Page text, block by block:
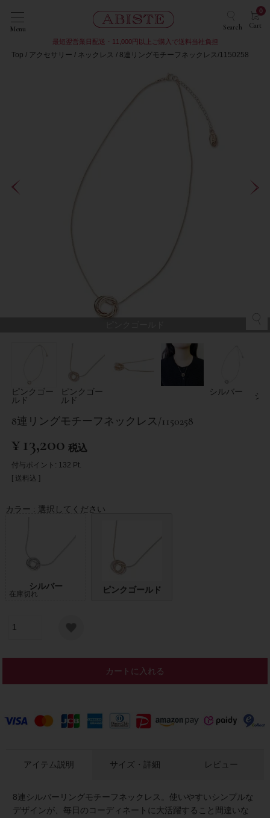
Menu Search Cart
0
最短翌営業日配送・11,000円以上ご購入で送料当社負担
Top アクセサリー ネックレス 8連リングモチーフネックレス/1150258
ピンクゴー
ルド
ピンクゴー
ルド
シルバー シ
8連リングモチーフネックレス/1150258
¥13,200 税込
付与ポイント: 132 Pt.
送料込
カラー 選択してください
シルバー
在庫切れ ピンクゴールド
カートに入れる
アイテム説明
8連シルバーリングモチーフネックレス。使いやすいシンプルな
デザインが、毎日のコーディネートに大活躍すること間違いな
サイズ・詳細 レビュー